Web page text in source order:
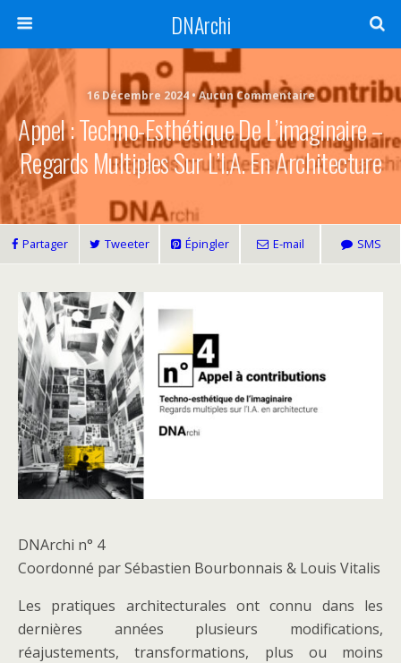
DNArchi
16 Décembre 2024 • Aucun Commentaire
Appel : Techno-Esthétique De L’imaginaire –
Regards Multiples Sur L’I.A. En Architecture
Partager Tweeter Épingler E-mail SMS
DNArchi n° 4
Coordonné par Sébastien Bourbonnais & Louis Vitalis
Les pratiques architecturales ont connu dans les
dernières années plusieurs modifications,
réajustements, transformations, plus ou moins